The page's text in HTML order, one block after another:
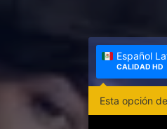
Español
CALIDAD HD
Esta opción